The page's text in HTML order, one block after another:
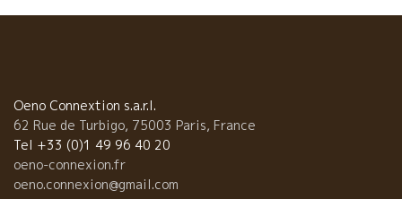
Oeno Connextion s.a.r.l.
62 Rue de Turbigo, 75003 Paris, France
Tel +33 (0)1 49 96 40 20
oeno-connexion.fr
oeno.connexion@gmail.com